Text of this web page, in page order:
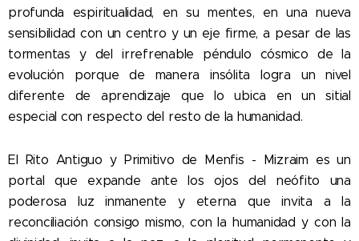
profunda espiritualidad, en su mentes, en una nueva
sensibilidad con un centro y un eje firme, a pesar de las
tormentas y del irrefrenable péndulo cósmico de la
evolución porque de manera insólita logra un nivel
diferente de aprendizaje que lo ubica en un sitial
especial con respecto del resto de la humanidad.
El Rito Antiguo y Primitivo de Menfis - Mizraim es un
portal que expande ante los ojos del neófito una
poderosa luz inmanente y eterna que invita a la
reconciliación consigo mismo, con la humanidad y con la